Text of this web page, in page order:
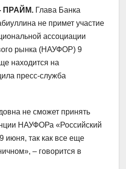
ПРАЙМ. Глава Банка
не примет участие
ассоциации
рынка (НАУФОР) 9
находится на
пресс-служба
не сможет принять
НАУФОРа «Российский
июня, так как все еще
– говорится в